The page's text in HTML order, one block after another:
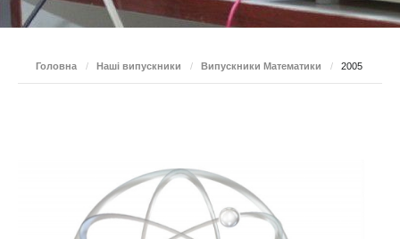
Головна / Наші випускники / Випускники Математики / 2005